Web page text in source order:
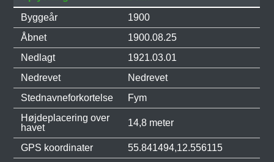
Byggeår
1900
Åbnet
1900.08.25
Nedlagt
1921.03.01
Nedrevet
Nedrevet
Stednavneforkortelse
Fym
Højdeplacering over
havet
14,8 meter
GPS koordinater 55.841494,12.556115